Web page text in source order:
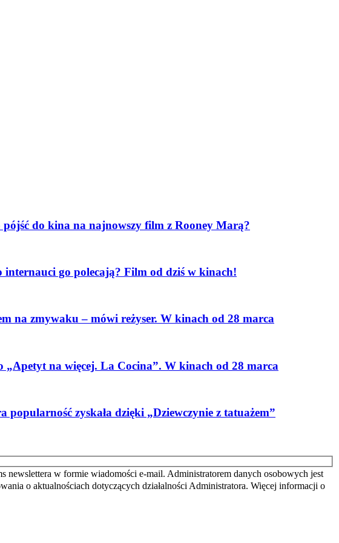
do kina na najnowszy film z Rooney Marą?
go polecają? Film od dziś w kinach!
na zmywaku – mówi reżyser. W kinach od 28 marca
„Apetyt na więcej. La Cocina”. W kinach od 28 marca
zyskała dzięki „Dziewczynie z tatuażem”
newslettera w formie wiadomości e-mail. Administratorem danych osobowych jest
o aktualnościach dotyczących działalności Administratora. Więcej informacji o